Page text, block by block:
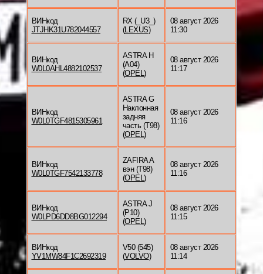
ВИНкод
JTJHK31U782044557
RX (_U3_)
(LEXUS)
08 август 2026
11:30
ВИНкод
W0L0AHL4882102537
ASTRA H
(A04)
(OPEL)
08 август 2026
11:17
ВИНкод
W0L0TGF4815305961
ASTRA G
Наклонная
задняя
часть (T98)
(OPEL)
08 август 2026
11:16
ВИНкод
W0L0TGF7542133778
ZAFIRA A
вэн (T98)
(OPEL)
08 август 2026
11:16
ВИНкод
W0LPD6DD8BG012294
ASTRA J
(P10)
(OPEL)
08 август 2026
11:15
ВИНкод
YV1MW84F1C2692319
V50 (545)
(VOLVO)
08 август 2026
11:14